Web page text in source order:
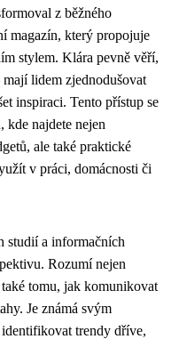
z běžného
magazín, který propojuje
stylem. Klára pevně věří,
mají lidem zjednodušovat
inspiraci. Tento přístup se
kde najdete nejen
ale také praktické
v práci, domácnosti či
studií a informačních
Rozumí nejen
tomu, jak komunikovat
Je známá svým
trendy dříve,